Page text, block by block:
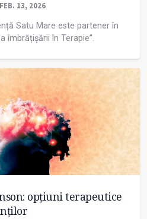
13, 2026
Satu Mare este partener în
îmbrățișării în Terapie”.
opțiuni terapeutice